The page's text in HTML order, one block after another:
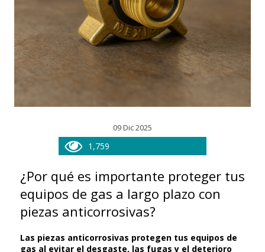
09 Dic 2025
1,759
¿Por qué es importante proteger tus
equipos de gas a largo plazo con
piezas anticorrosivas?
Las piezas anticorrosivas protegen tus equipos de
gas al evitar el desgaste, las fugas y el deterioro